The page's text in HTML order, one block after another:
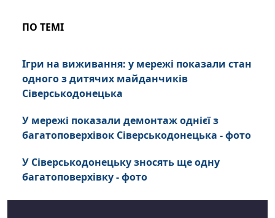
ПО ТЕМІ
Ігри на виживання: у мережі показали стан
одного з дитячих майданчиків
Сіверськодонецька
У мережі показали демонтаж однієї з
багатоповерхівок Сіверськодонецька - фото
У Сіверськодонецьку зносять ще одну
багатоповерхівку - фото